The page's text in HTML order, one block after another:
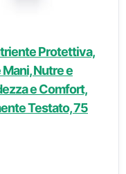
Protettiva,
Nutre e
e Comfort,
Testato, 75